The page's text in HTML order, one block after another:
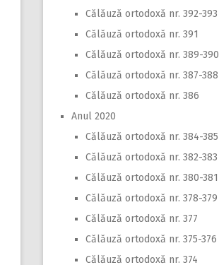
Călăuză ortodoxă nr. 392-393
Călăuză ortodoxă nr. 391
Călăuză ortodoxă nr. 389-390
Călăuză ortodoxă nr. 387-388
Călăuză ortodoxă nr. 386
Anul 2020
Călăuză ortodoxă nr. 384-385
Călăuză ortodoxă nr. 382-383
Călăuză ortodoxă nr. 380-381
Călăuză ortodoxă nr. 378-379
Călăuză ortodoxă nr. 377
Călăuză ortodoxă nr. 375-376
Călăuză ortodoxă nr. 374